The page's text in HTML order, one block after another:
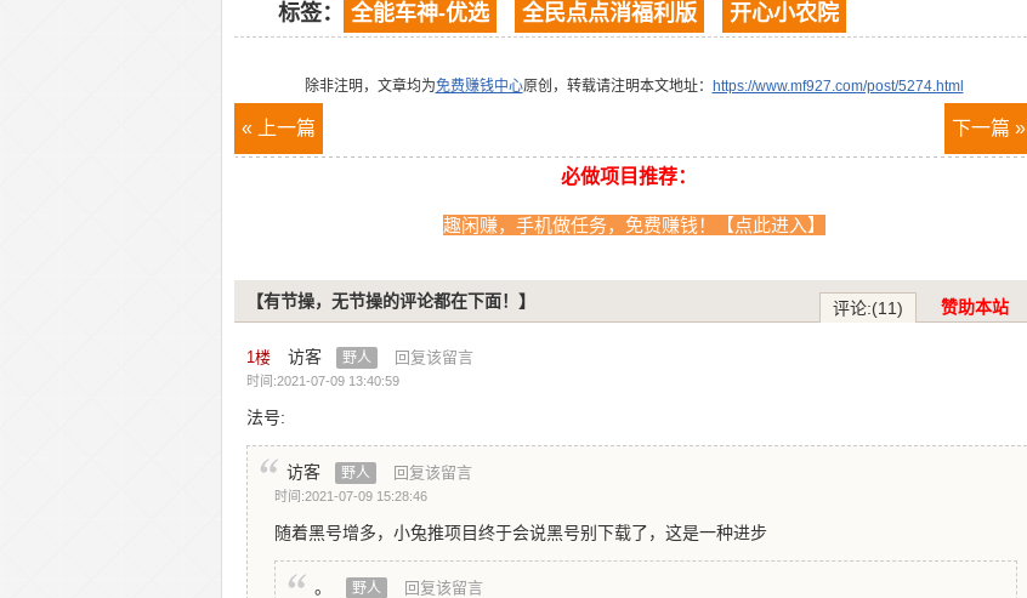
标签： 全能车神-优选 全民点点消福利版 开心小农院
除非注明，文章均为免费赚钱中心原创，转载请注明本文地址： https://www.mf927.com/post/5274.html
« 上一篇 下一篇 »
必做项目推荐：
趣闲赚，手机做任务，免费赚钱！【点此进入】
评论:(11) 赞助本站
【有节操，无节操的评论都在下面！】
1楼 访客 野人 回复该留言
时间:2021-07-09 13:40:59
法号:
访客 野人 回复该留言
时间:2021-07-09 15:28:46
随着黑号增多，小兔推项目终于会说黑号别下载了，这是一种进步
。 野人 回复该留言